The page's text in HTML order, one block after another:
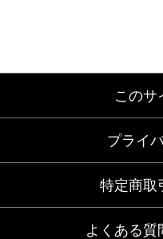
このサ
プライ
特定商取
よくある質